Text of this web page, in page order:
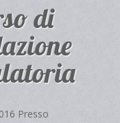
di
Presso